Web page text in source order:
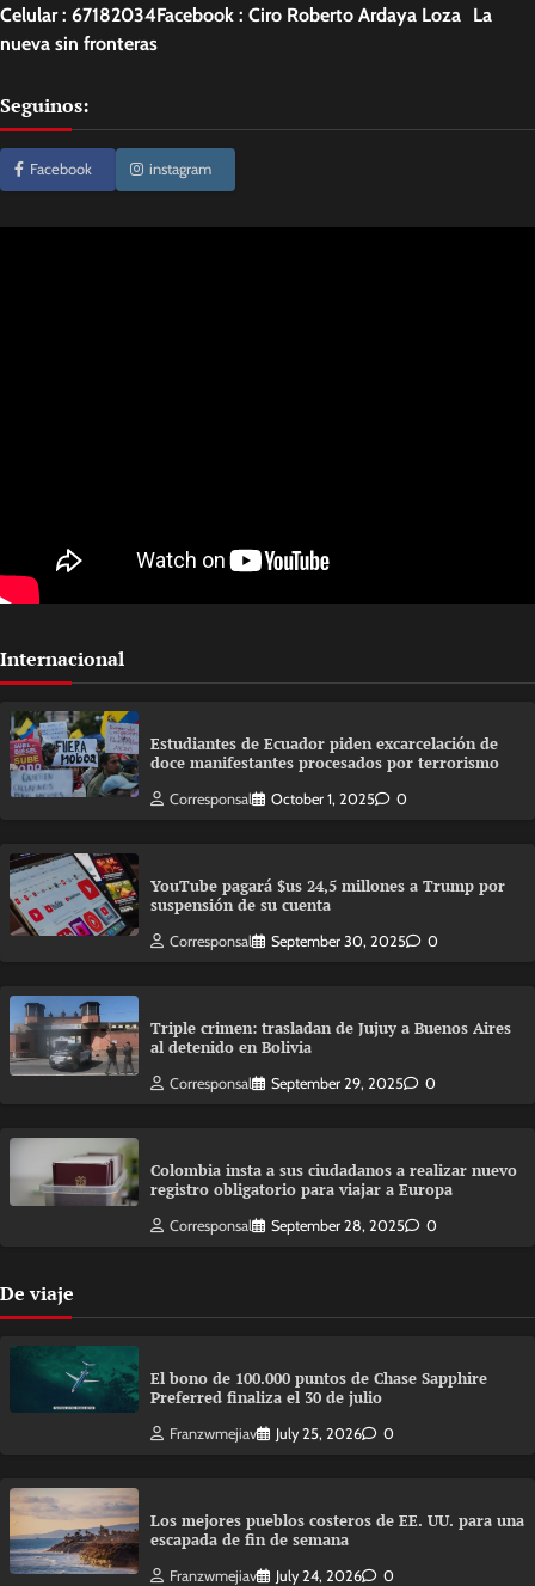
Celular : 67182034Facebook : Ciro Roberto Ardaya Loza La
nueva sin fronteras
Seguinos:
Facebook instagram
Internacional
Estudiantes de Ecuador piden excarcelación de
doce manifestantes procesados por terrorismo
Corresponsal October 1, 2025 0
YouTube pagará $us 24,5 millones a Trump por
suspensión de su cuenta
Corresponsal September 30, 2025 0
Triple crimen: trasladan de Jujuy a Buenos Aires
al detenido en Bolivia
Corresponsal September 29, 2025 0
Colombia insta a sus ciudadanos a realizar nuevo
registro obligatorio para viajar a Europa
Corresponsal September 28, 2025 0
De viaje
El bono de 100.000 puntos de Chase Sapphire
Preferred finaliza el 30 de julio
Franzwmejiav July 25, 2026 0
Los mejores pueblos costeros de EE. UU. para una
escapada de fin de semana
Franzwmejiav July 24, 2026 0